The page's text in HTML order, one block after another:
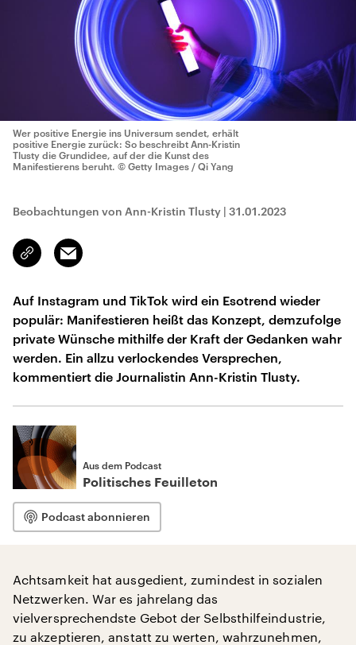
Wer positive Energie ins Universum sendet, erhält
positive Energie zurück: So beschreibt Ann-Kristin
Tlusty die Grundidee, auf der die Kunst des
Manifestierens beruht. © Getty Images / Qi Yang
Beobachtungen von Ann-Kristin Tlusty | 31.01.2023
Link
kopieren/teilen
Email
Auf Instagram und TikTok wird ein Esotrend wieder
populär: Manifestieren heißt das Konzept, demzufolge
private Wünsche mithilfe der Kraft der Gedanken wahr
werden. Ein allzu verlockendes Versprechen,
kommentiert die Journalistin Ann-Kristin Tlusty.
Aus dem Podcast
Politisches Feuilleton
Podcast abonnieren
Achtsamkeit hat ausgedient, zumindest in sozialen
Netzwerken. War es jahrelang das
vielversprechendste Gebot der Selbsthilfeindustrie,
zu akzeptieren, anstatt zu werten, wahrzunehmen,